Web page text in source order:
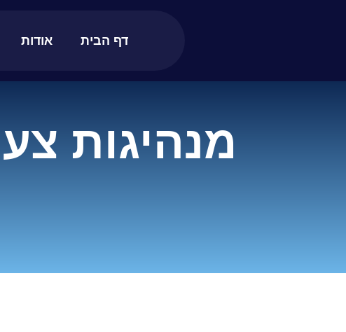
דף הבית אודות
מנהיגות